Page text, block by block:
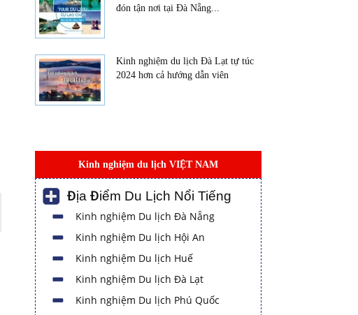
đón tận nơi tại Đà Nẵng...
Kinh nghiệm du lịch Đà Lạt tự túc
2024 hơn cả hướng dẫn viên
Kinh nghiệm du lịch VIỆT NAM
Địa Điểm Du Lịch Nổi Tiếng
Kinh nghiệm Du lịch Đà Nẵng
Kinh nghiệm Du lịch Hội An
Kinh nghiệm Du lịch Huế
Kinh nghiệm Du lịch Đà Lạt
Kinh nghiệm Du lịch Phú Quốc